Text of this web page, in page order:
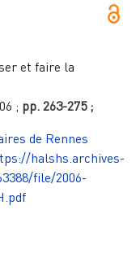
et faire la
; pp. 263-275 ;
de Rennes
halshs.archives-
file/2006-